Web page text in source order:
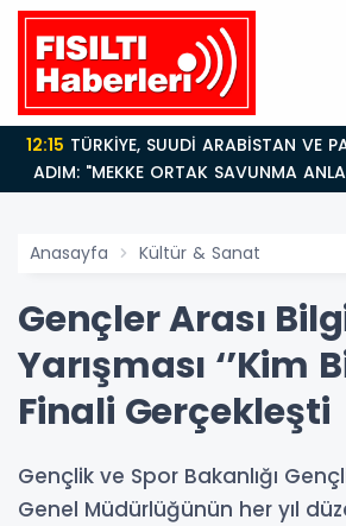
12:15
ADIM: "MEKKE ORTAK SAVUNMA
Anasayfa Kültür & Sanat
Gençler Arası
Yarışması ‘’Kim
Finali Gerçekleşti
Gençlik ve Spor Bakanlığı
Genel Müdürlüğünün her yıl